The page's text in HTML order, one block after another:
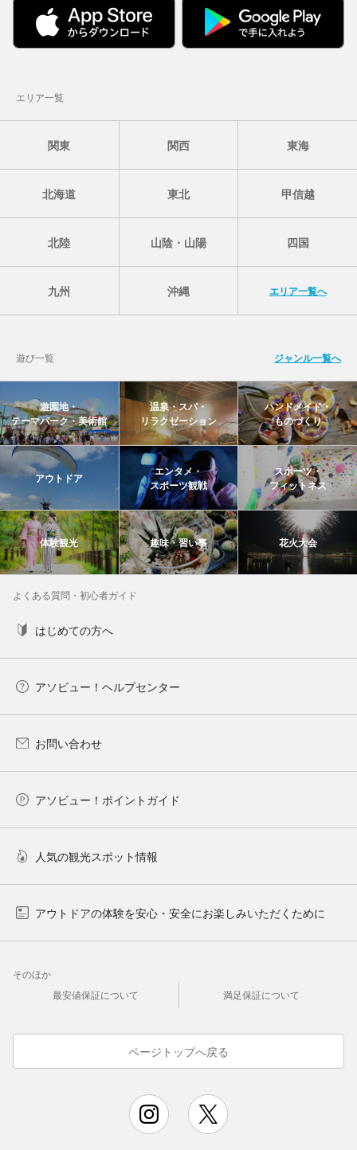
エリア一覧
関東 関西 東海
北海道 東北 甲信越
北陸 山陰・山陽 四国
九州 沖縄 エリア一覧へ
遊び一覧 ジャンル一覧へ
遊園地・
テーマパーク・美術館
温泉・スパ・
リラクゼーション
ハンドメイド・
ものづくり
アウトドア
エンタメ・
スポーツ観戦
スポーツ・
フィットネス
体験観光 趣味・習い事 花火大会
よくある質問・初心者ガイド
はじめての方へ
アソビュー！ヘルプセンター
お問い合わせ
アソビュー！ポイントガイド
人気の観光スポット情報
アウトドアの体験を安心・安全にお楽しみいただくために
そのほか
最安値保証について
満足保証について
ページトップへ戻る